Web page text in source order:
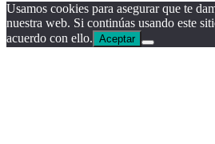
Usamos cookies para asegurar que te
nuestra web. Si continúas usando este
acuerdo con ello. Aceptar